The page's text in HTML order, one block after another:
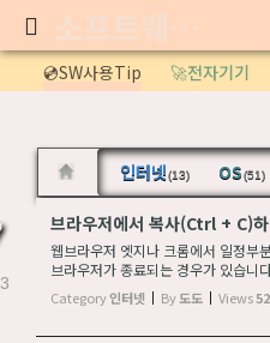
💿SW사용Tip 🚀전자기기
인터넷(13) OS(51)
브라우저에서 복사(Ctrl + C)
웹브라우저 엣지나 크롬에서 일정부
브라우저가 종료되는 경우가 있습니
각됩니다. 아래와 같이 프로그램을
필요하시 다시 설치됩니다. 제어판
Category인터넷 By도도 Views
Sketchbook5,
Sketchbook5,